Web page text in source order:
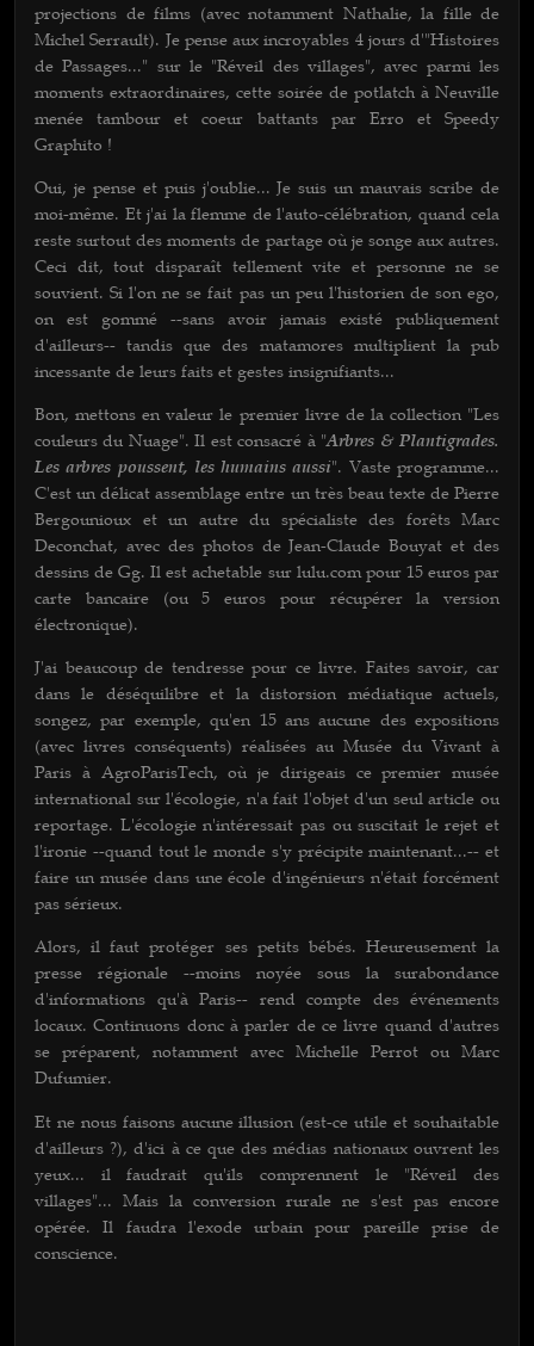
projections de films (avec notamment Nathalie, la fille de
Michel Serrault). Je pense aux incroyables 4 jours d'"Histoires
de Passages..." sur le "Réveil des villages", avec parmi les
moments extraordinaires, cette soirée de potlatch à Neuville
menée tambour et coeur battants par Erro et Speedy
Graphito !
Oui, je pense et puis j'oublie... Je suis un mauvais scribe de
moi-même. Et j'ai la flemme de l'auto-célébration, quand cela
reste surtout des moments de partage où je songe aux autres.
Ceci dit, tout disparaît tellement vite et personne ne se
souvient. Si l'on ne se fait pas un peu l'historien de son ego,
on est gommé --sans avoir jamais existé publiquement
d'ailleurs-- tandis que des matamores multiplient la pub
incessante de leurs faits et gestes insignifiants...
Bon, mettons en valeur le premier livre de la collection "Les
couleurs du Nuage". Il est consacré à "Arbres & Plantigrades.
Les arbres poussent, les humains aussi". Vaste programme...
C'est un délicat assemblage entre un très beau texte de Pierre
Bergounioux et un autre du spécialiste des forêts Marc
Deconchat, avec des photos de Jean-Claude Bouyat et des
dessins de Gg. Il est achetable sur lulu.com pour 15 euros par
carte bancaire (ou 5 euros pour récupérer la version
électronique).
J'ai beaucoup de tendresse pour ce livre. Faites savoir, car
dans le déséquilibre et la distorsion médiatique actuels,
songez, par exemple, qu'en 15 ans aucune des expositions
(avec livres conséquents) réalisées au Musée du Vivant à
Paris à AgroParisTech, où je dirigeais ce premier musée
international sur l'écologie, n'a fait l'objet d'un seul article ou
reportage. L'écologie n'intéressait pas ou suscitait le rejet et
l'ironie --quand tout le monde s'y précipite maintenant...-- et
faire un musée dans une école d'ingénieurs n'était forcément
pas sérieux.
Alors, il faut protéger ses petits bébés. Heureusement la
presse régionale --moins noyée sous la surabondance
d'informations qu'à Paris-- rend compte des événements
locaux. Continuons donc à parler de ce livre quand d'autres
se préparent, notamment avec Michelle Perrot ou Marc
Dufumier.
Et ne nous faisons aucune illusion (est-ce utile et souhaitable
d'ailleurs ?), d'ici à ce que des médias nationaux ouvrent les
yeux... il faudrait qu'ils comprennent le "Réveil des
villages"... Mais la conversion rurale ne s'est pas encore
opérée. Il faudra l'exode urbain pour pareille prise de
conscience.